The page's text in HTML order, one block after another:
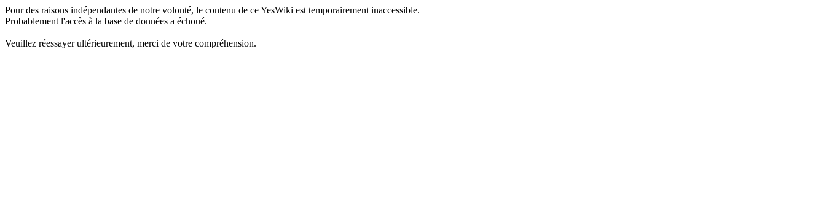
Pour des raisons indépendantes de notre volonté, le contenu de ce YesWiki est temporairement inaccessible.
Probablement l'accès à la base de données a échoué.
Veuillez réessayer ultérieurement, merci de votre compréhension.